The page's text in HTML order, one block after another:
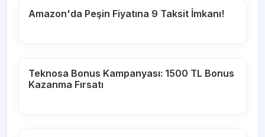
Amazon'da Peşin Fiyatına 9 Taksit İmkanı!
Teknosa Bonus Kampanyası: 1500 TL Bonus
Kazanma Fırsatı